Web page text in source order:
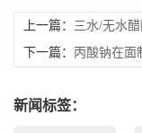
上一篇： 三水/无水
下一篇： 丙酸钠在面
新闻标签：